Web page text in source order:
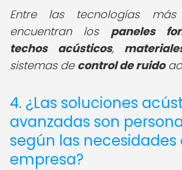
Entre las tecnologías
encuentran los paneles
techos acústicos,
sistemas de control de ruido
4. ¿Las soluciones
avanzadas son
según las
empresa?